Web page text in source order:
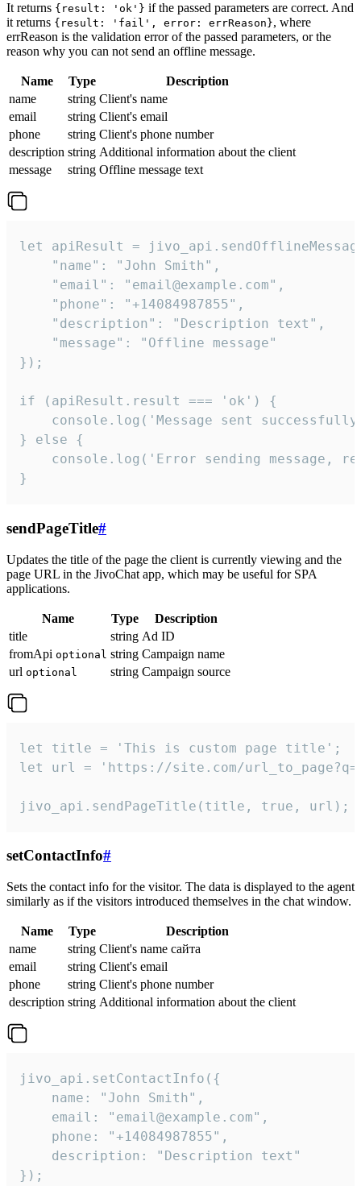
It returns {result: 'ok'} if the passed parameters are correct. And
it returns {result: 'fail', error: errReason}, where
errReason is the validation error of the passed parameters, or the
reason why you can not send an offline message.
Name Type
Description
name
string Client's name
email
string Client's email
phone
string Client's phone number
description string Additional information about the client
message
string Offline message text
let apiResult =
    "name": "John Smith",
    "email": "email@example.com",
    "phone": "+14084987855",
    "description": "Description text",
    "message": "Offline message"
});
if (apiResult.result === 'ok') {
console.log('Message sent
} else {
console.log('Error sending message,
}
sendPageTitle#
Updates the title of the page the client is currently viewing and the
page URL in the JivoChat app, which may be useful for SPA
applications.
Name Type
Description
title
string Ad ID
fromApi optional string Campaign name
url optional string Campaign source
let title = 'This is custom page title';
let url = 'https://site.com/
jivo_api.sendPageTitle(title, true, url);
setContactInfo#
Sets the contact info for the visitor. The data is displayed to the agent
similarly as if the visitors introduced themselves in the chat window.
Name Type
Description
name
string Client's name сайта
email
string Client's email
phone
string Client's phone number
description string Additional information about the client
jivo_api.setContactInfo({
    name: "John Smith",
    email: "email@example.com",
    phone: "+14084987855",
    description: "Description text"
});